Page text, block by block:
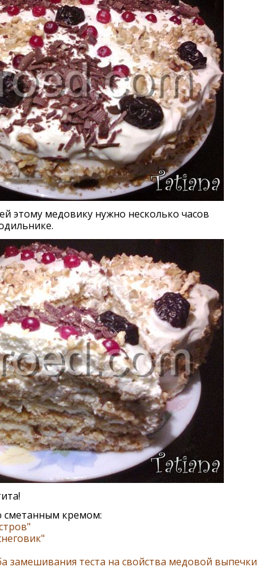
этому медовику нужно несколько часов
сметанным кремом:
замешивания теста на свойства медовой выпечки